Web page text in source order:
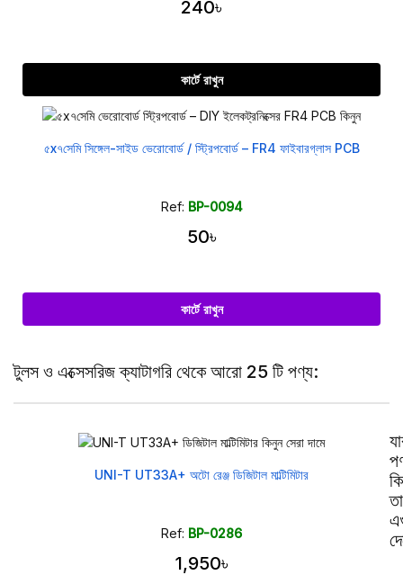
240৳
কার্টে রাখুন
৫x৭সেমি সিঙ্গেল-সাইড ভেরোবোর্ড / স্ট্রিপবোর্ড – FR4 ফাইবারগ্লাস PCB
Ref: BP-0094
50৳
কার্টে রাখুন
টুলস ও এক্সেসরিজ ক্যাটাগরি থেকে আরো 25 টি পণ্য:
UNI-T UT33A+ অটো রেঞ্জ ডিজিটাল মাল্টিমিটার
Ref: BP-0286
1,950৳